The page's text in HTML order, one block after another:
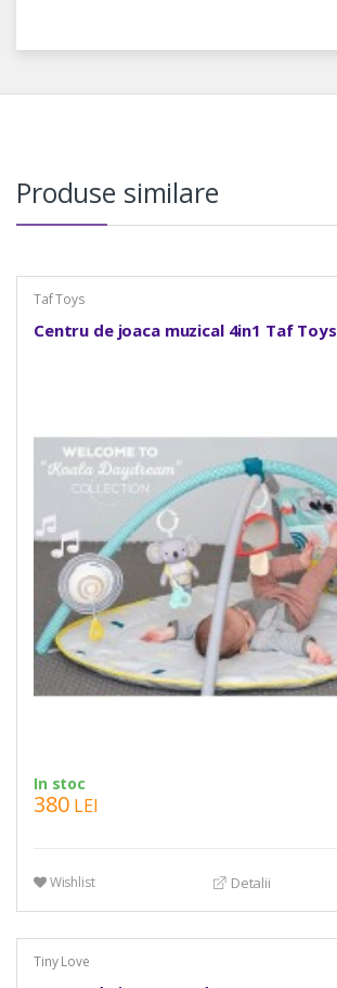
Produse similare
Taf Toys
Centru de joaca muzical 4in1 Taf Toys
In stoc
380 LEI
Wishlist Detalii
Tiny Love